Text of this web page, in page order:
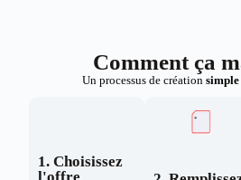
Comment ça
Un processus de création simple
1. Choisissez